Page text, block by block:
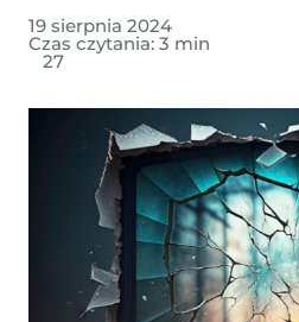
19 sierpnia 2024
Czas czytania: 3 min
27